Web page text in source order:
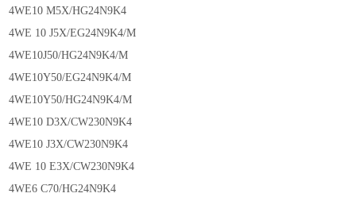
4WE10 M5X/HG24N9K4
4WE 10 J5X/EG24N9K4/M
4WE10J50/HG24N9K4/M
4WE10Y50/EG24N9K4/M
4WE10Y50/HG24N9K4/M
4WE10 D3X/CW230N9K4
4WE10 J3X/CW230N9K4
4WE 10 E3X/CW230N9K4
4WE6 C70/HG24N9K4